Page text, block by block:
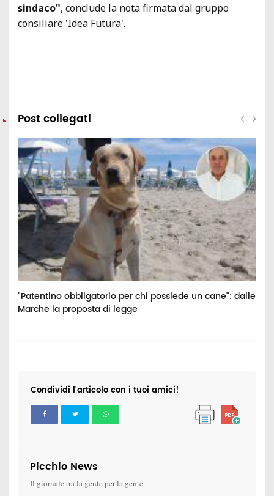
sindaco", conclude la nota firmata dal gruppo
consiliare 'Idea Futura'.
Post collegati
"Patentino obbligatorio per chi possiede un cane": dalle
Marche la proposta di legge
Condividi l'articolo con i tuoi amici!
Picchio News
Il giornale tra la gente per la gente.